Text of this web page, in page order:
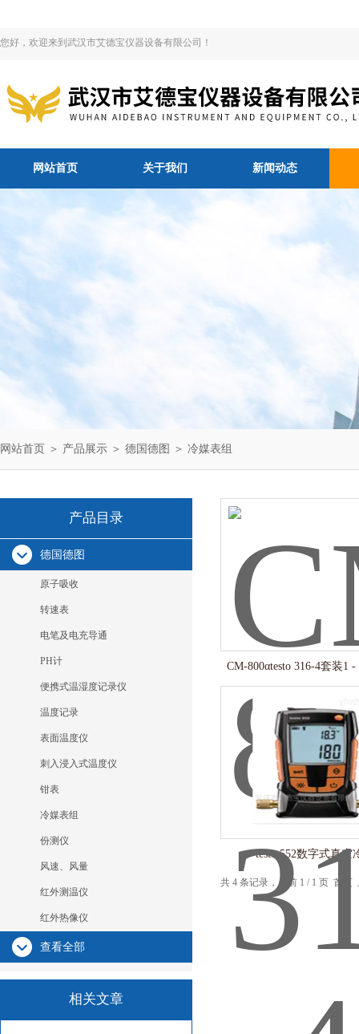
您好，欢迎来到武汉市艾德宝仪器设备有限公司！
网站首页 关于我们 新闻动态
网站首页 ＞ 产品展示 ＞ 德国德图 ＞ 冷媒表组
产品目录
德国德图
原子吸收
转速表
电笔及电充导通
PH计
便携式温湿度记录仪
温度记录
表面温度仪
刺入浸入式温度仪
钳表
冷媒表组
份测仪
风速、风量
红外测温仪
红外热像仪
查看全部
相关文章
CM-800αtesto 316-4套装1
testo 552数字式真空
共 4 条记录，当前 1 / 1 页 首